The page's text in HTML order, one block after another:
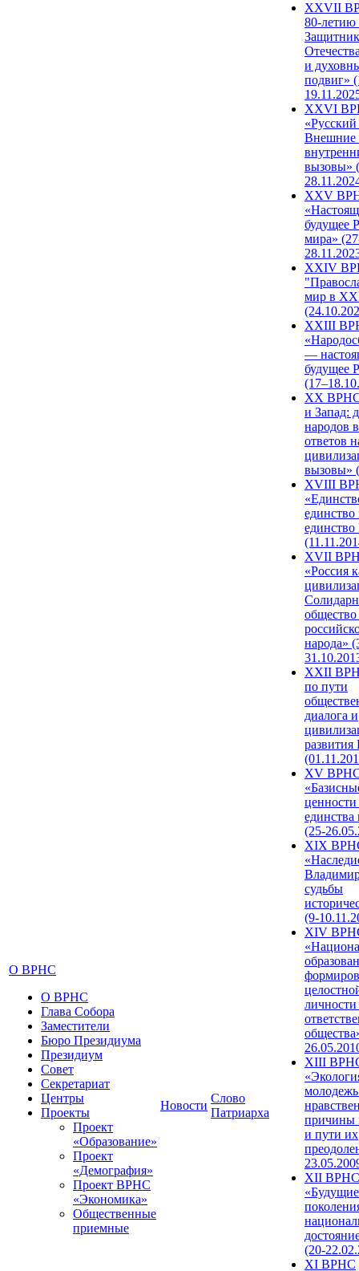
О ВРНС
О ВРНС
Глава Собора
Заместители
Бюро Президиума
Президиум
Совет
Секретариат
Центры
Проекты
Проект
«Образование»
Проект
«Демография»
Проект ВРНС
«Экономика»
Общественные
приемные
Новости
Слово
Патриарха
ХХVII
80-
и
подвиг»
XXVI
Внешние
вызовы»
XXV
будущее
мира»
XXIV
мир в
XXIII
—
будущее
XX ВРНС
и Запад:
народов
ответов
вызовы»
XVIII
единство
единство
XVII
«Россия
народа»
XXII
по пути
диалога и
развития
XV
единства
(25-
XIX
судьбы
(9-
XIV
XIII
причины
и пути их
XII ВРНС
«Будущие
(20-
XI ВРНС